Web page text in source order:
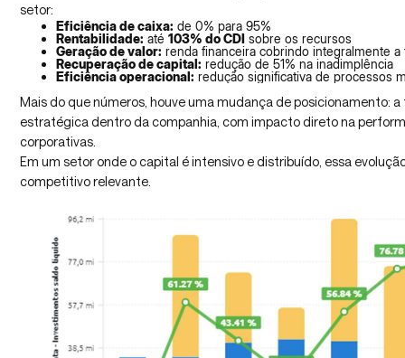
setor:
Eficiência de caixa: de 0% para 95%
Rentabilidade: até103% do CDI sobre os recursos
Geração de valor: renda financeira cobrindo integralmente a
Recuperação de capital: redução de 51% na inadimplência
Eficiência operacional: redução significativa de processos
Mais do que números, houve uma mudança de posicionamento:
estratégica dentro da companhia, com impacto direto na
corporativas.
Em um setor onde o capital é intensivo e distribuído, essa
competitivo relevante.